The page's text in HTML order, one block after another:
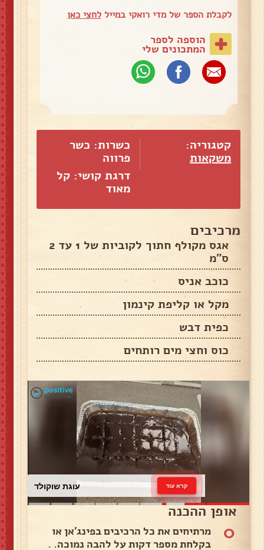
לקבלת הספר של מדי רואקי במייללחצי כאן
הוספה לספר
המתכונים שלי
קטגוריה:
משקאות
כשרות: כשר
פרווה
דרגת קושי: קל
מאוד
מרכיבים
אגס מקולף חתוך לקוביות של 1 עד 2
ס"מ
כוכב אניס
מקל או קליפת קינמון
כפית דבש
כוס וחצי מים רותחים
עוגת שוקולד קרא עוד
אופן ההכנה
0
מרתיחים את כל הרכיבים בפינג'אן או
בקלחת מספר דקות על להבה נמוכה. .